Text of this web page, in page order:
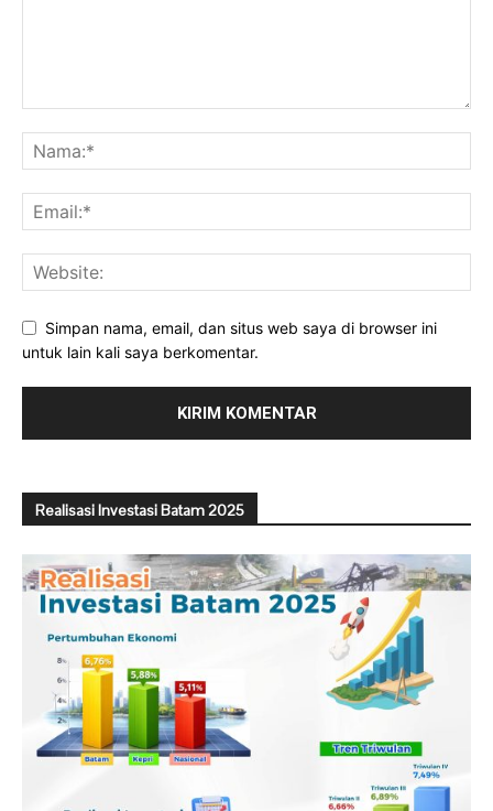
Simpan nama, email, dan situs web saya di browser ini
untuk lain kali saya berkomentar.
Realisasi Investasi Batam 2025